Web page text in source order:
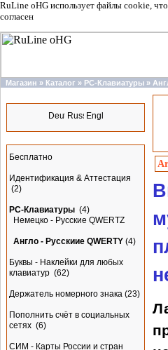
RuLine oHG использует файлы cookie,
согласен
Магазин » Каталог » PC-Клавиатуры »
Бесплатно
Идентификация & Аттестация
(2)
PC-Клавиатуры (4)
Немецко - Русские QWERTZ
Англо - Русскиие QWERTY (4)
Буквы - Наклейки для любых
клавиатур (62)
Держатель номерного знака (23)
Пополнить счёт в социальных
сетях (6)
СИМ - Карты России и стран